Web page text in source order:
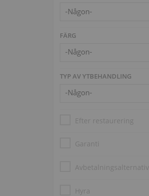
FÄRG
TYP AV YTBEHANDLING
Efter restaurering
Garanti
Avbetalningsalternativ
Hyra